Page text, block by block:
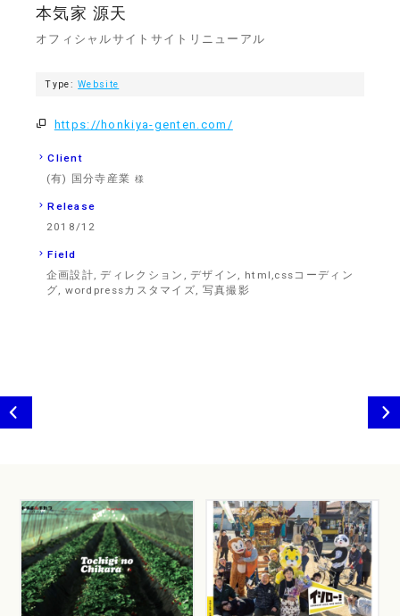
本気家 源天
オフィシャルサイトサイトリニューアル
Type:Website
https://honkiya-genten.com/
Client
(有) 国分寺産業 様
Release
2018/12
Field
企画設計, ディレクション, デザイン, html,cssコーディン
グ, wordpressカスタマイズ, 写真撮影